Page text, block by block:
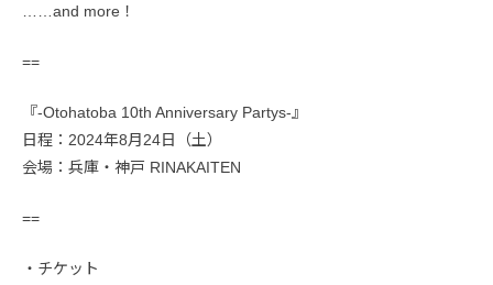
……and more！
==
『-Otohatoba 10th Anniversary Partys-』
日程：2024年8月24日（土）
会場：兵庫・神戸 RINAKAITEN
==
・チケット